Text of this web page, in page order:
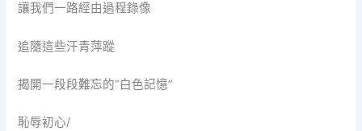
讓我們一路經由過程錄像
追隨這些汗青萍蹤
揭開一段段難忘的“白色記憶”
恥辱初心/